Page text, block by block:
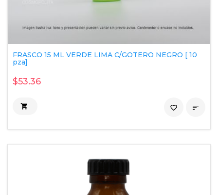
FRASCO 15 ML VERDE LIMA C/GOTERO NEGRO [ 10
pza]
$53.36
 
favorite_border